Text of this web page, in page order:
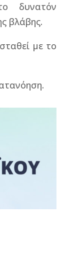
δυνατόν
βλάβης.
με το